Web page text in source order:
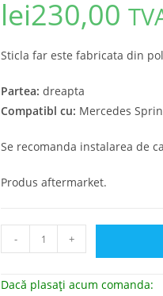
lei230,00
Sticla far este fabricata din
Partea: dreapta
Compatibl cu: Mercedes
Se recomanda instalarea de
Produs aftermarket.
- +
Dacă plasați acum comanda: